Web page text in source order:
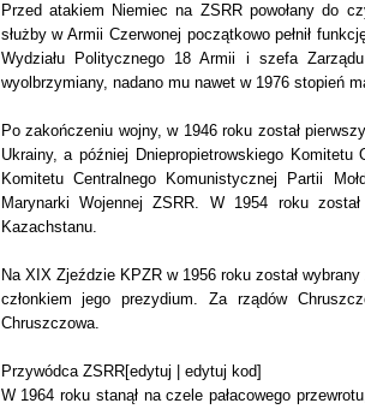
Przed atakiem Niemiec na ZSRR powołany do
służby w Armii Czerwonej początkowo pełnił
Wydziału Politycznego 18 Armii i szefa
wyolbrzymiany, nadano mu nawet w 1976 stopień
Po zakończeniu wojny, w 1946 roku został
Ukrainy, a później Dniepropietrowskiego
Komitetu Centralnego Komunistycznej Partii
Marynarki Wojennej ZSRR. W 1954 roku
Kazachstanu.
Na XIX Zjeździe KPZR w 1956 roku został
członkiem jego prezydium. Za rządów
Chruszczowa.
Przywódca ZSRR[edytuj | edytuj kod]
W 1964 roku stanął na czele pałacowego